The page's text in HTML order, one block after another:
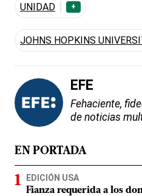
UNIDAD +
JOHNS HOPKINS
EFE
Fehaciente,
de noticias
EN PORTADA
EDICIÓN USA
Fianza requerida a los